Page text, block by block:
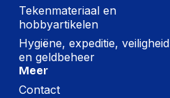
Tekenmateriaal en
hobbyartikelen
Hygiëne, expeditie, veiligheid
en geldbeheer
Meer
Contact